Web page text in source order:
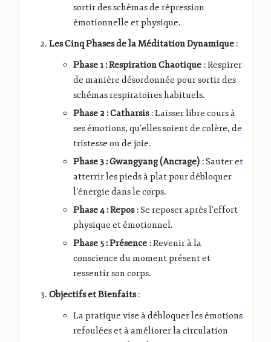
sortir des schémas de répression
émotionnelle et physique.
Les Cinq Phases de la Méditation Dynamique :
Phase 1 : Respiration Chaotique : Respirer
de manière désordonnée pour sortir des
schémas respiratoires habituels.
Phase 2 : Catharsis: Laisser libre cours à
ses émotions, qu’elles soient de colère, de
tristesse ou de joie.
Phase 3 : Gwangyang (Ancrage) : Sauter et
atterrir les pieds à plat pour débloquer
l’énergie dans le corps.
Phase 4 : Repos: Se reposer après l’effort
physique et émotionnel.
Phase 5 : Présence : Revenir à la
conscience du moment présent et
ressentir son corps.
Objectifs et Bienfaits:
La pratique vise à débloquer les émotions
refoulées et à améliorer la circulation